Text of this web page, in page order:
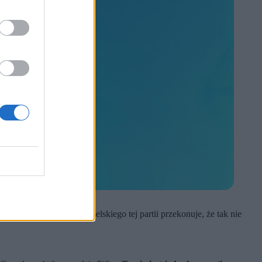
klubu poselskiego tej partii przekonuje, że tak nie